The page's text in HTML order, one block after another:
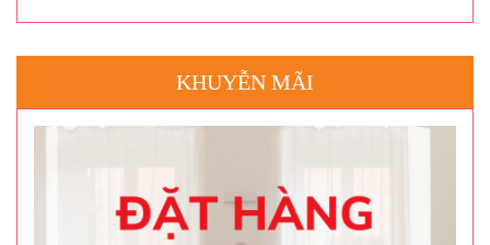
KHUYỄN MÃI